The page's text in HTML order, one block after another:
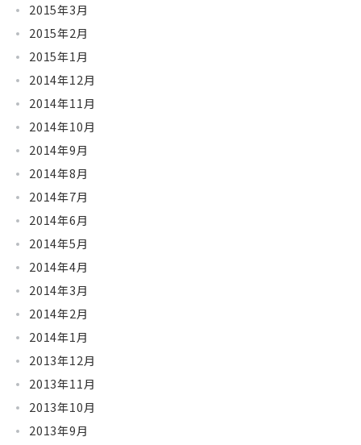
2015年3月
2015年2月
2015年1月
2014年12月
2014年11月
2014年10月
2014年9月
2014年8月
2014年7月
2014年6月
2014年5月
2014年4月
2014年3月
2014年2月
2014年1月
2013年12月
2013年11月
2013年10月
2013年9月